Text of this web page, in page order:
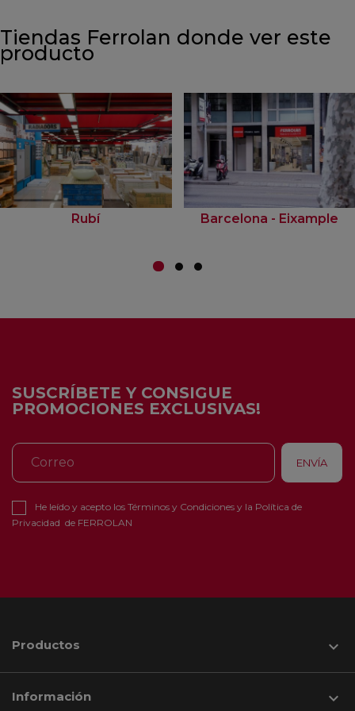
Tiendas Ferrolan donde ver este
producto
Rubí Barcelona - Eixample
SUSCRÍBETE Y CONSIGUE
PROMOCIONES EXCLUSIVAS!
He leído y acepto los Términos y Condiciones y la Política de
Privacidad de FERROLAN
Productos 
Información 